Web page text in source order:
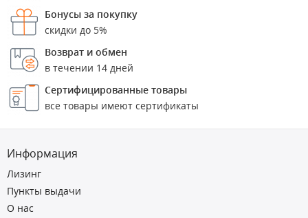
Бонусы за покупку
скидки до 5%
Возврат и обмен
в течении 14 дней
Сертифицированные товары
все товары имеют сертификаты
Информация
Лизинг
Пункты выдачи
О нас